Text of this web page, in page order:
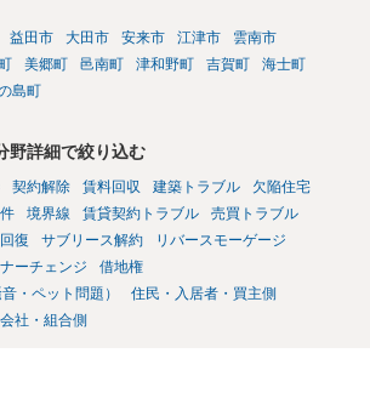
益田市 大田市 安来市 江津市
雲南市
美郷町 邑南町 津和野町 吉賀町
海士町
島町
野詳細で絞り込む
契約解除 賃料回収 建築トラブル
欠陥住宅
境界線 賃貸契約トラブル
売買トラブル
復 サブリース解約
リバースモーゲージ
ーチェンジ
借地権
・ペット問題）
住民・入居者・買主側
社・組合側